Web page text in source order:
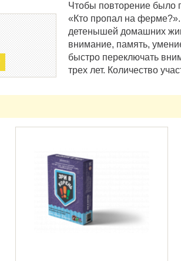
Чтобы повторение
«Кто пропал на
детенышей домашних
внимание, память,
быстро переключать
трех лет. Количество